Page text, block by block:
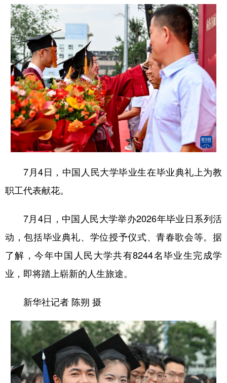
7月4日，中国人民大学毕业生在毕业典礼上为教
职工代表献花。
7月4日，中国人民大学举办2026年毕业日系列活
动，包括毕业典礼、学位授予仪式、青春歌会等。据
了解，今年中国人民大学共有8244名毕业生完成学
业，即将踏上崭新的人生旅途。
新华社记者 陈朔 摄